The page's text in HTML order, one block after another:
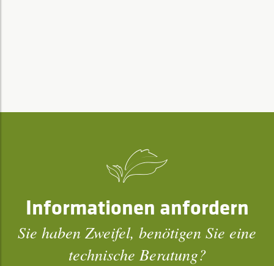
Informationen anfordern
Sie haben Zweifel, benötigen Sie eine
technische Beratung?